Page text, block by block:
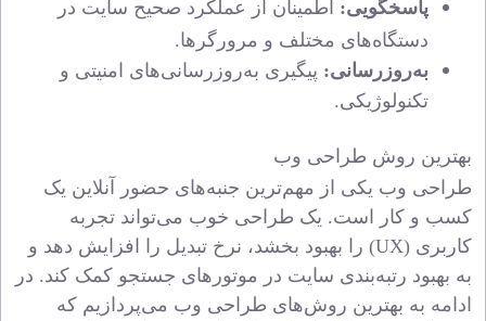
پاسخگویی: اطمینان از عملکرد صحیح سایت در
دستگاه‌های مختلف و مرورگرها.
به‌روزرسانی: پیگیری به‌روزرسانی‌های امنیتی و
تکنولوژیکی.
بهترین روش طراحی وب
طراحی وب یکی از مهم‌ترین جنبه‌های حضور آنلاین یک
کسب و کار است. یک طراحی خوب می‌تواند تجربه
کاربری (UX) را بهبود بخشد، نرخ تبدیل را افزایش دهد و
به بهبود رتبه‌بندی سایت در موتورهای جستجو کمک کند. در
ادامه به بهترین روش‌های طراحی وب می‌پردازیم که